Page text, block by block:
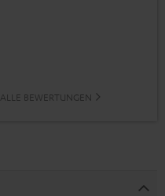
ALLE BEWERTUNGEN